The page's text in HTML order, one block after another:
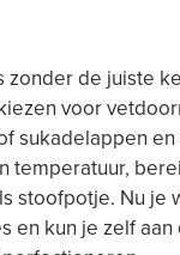
zonder de juiste
voor
sukadelappen
temperatuur,
stoofpotje. Nu je
en kun je zelf